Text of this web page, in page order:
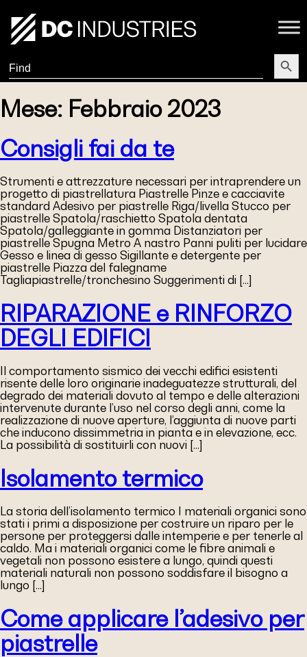
Search
for:
Search
Mese: Febbraio 2023
Consigli fai da te
Strumenti e attrezzature necessari per intraprendere un
progetto di piastrellatura Piastrelle Pinze e cacciavite
standard Adesivo per piastrelle Riga/livella Stucco per
piastrelle Spatola/raschietto Spatola dentata
Spatola/galleggiante in gomma Distanziatori per
piastrelle Spugna Metro A nastro Panni puliti per lucidare
Gesso e linea di gesso Sigillante e detergente per
piastrelle Piazza del falegname
Tagliapiastrelle/tronchesino Suggerimenti di […]
RIPARAZIONE e RINFORZO
DEGLI EDIFICI
Il comportamento sismico dei vecchi edifici esistenti
risente delle loro originarie inadeguatezze strutturali, del
degrado dei materiali dovuto al tempo e delle alterazioni
intervenute durante l’uso nel corso degli anni, come la
realizzazione di nuove aperture, l’aggiunta di nuove parti
che inducono dissimmetria in pianta e in elevazione, ecc.
La possibilità di sostituirli con nuovi […]
Isolamento termico
La storia dell’isolamento termico I materiali organici sono
stati i primi a disposizione per costruire un riparo per le
persone per proteggersi dalle intemperie e per tenerle al
caldo. Ma i materiali organici come le fibre animali e
vegetali non possono esistere a lungo, quindi questi
materiali naturali non possono soddisfare il bisogno a
lungo […]
Come applicare l’adesivo per
piastrelle